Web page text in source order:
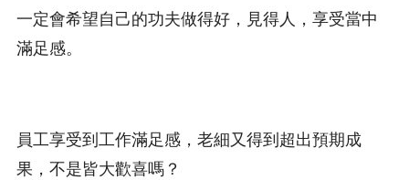
一定會希望自己的功夫做得好，見得人，享受當中
滿足感。
員工享受到工作滿足感，老細又得到超出預期成
果，不是皆大歡喜嗎？